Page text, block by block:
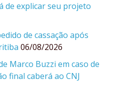
de explicar seu projeto
de cassação após
06/08/2026
Marco Buzzi em caso de
final caberá ao CNJ